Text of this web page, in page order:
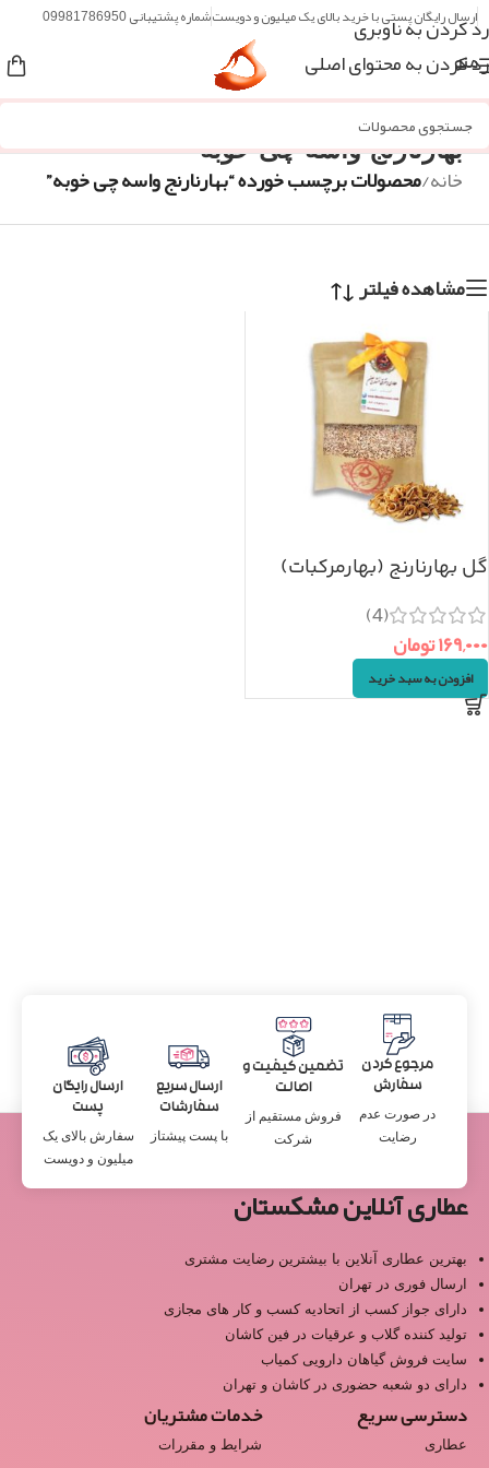
رد کردن به ناوبری
رد کردن به محتوای اصلی
ارسال رایگان پستی با خرید بالای یک میلیون و دویستشماره پشتیبانی 09981786950
منو
بهارنارنج واسه چی خوبه
خانه/محصولات برچسب خورده “بهارنارنج واسه چی خوبه”
مشاهده فیلتر
گل بهارنارنج (بهارمرکبات)
(4)
۱۶۹,۰۰۰تومان
افزودن به سبد خرید
مرجوع کردن
سفارش
در صورت عدم
رضایت
تضمین کیفیت و
اصالت
فروش مستقیم از
شرکت
ارسال سریع
سفارشات
با پست پیشتاز
ارسال رایگان
پست
سفارش بالای یک
میلیون و دویست
عطاری آنلاین مشکستان
بهترین عطاری آنلاین با بیشترین رضایت مشتری
ارسال فوری در تهران
دارای جواز کسب از اتحادیه کسب و کار های مجازی
تولید کننده گلاب و عرقیات در فین کاشان
سایت فروش گیاهان دارویی کمیاب
دارای دو شعبه حضوری در کاشان و تهران
دسترسی سریع
عطاری
خدمات مشتریان
شرایط و مقررات